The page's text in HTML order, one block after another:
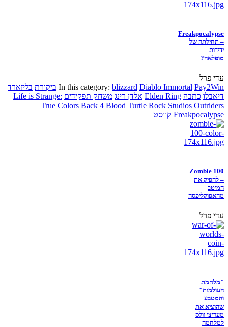
Freakpocalypse
– תחילתה של
ידידות
מופלאה?
עדי פרל
In this category: blizzard Diablo Immortal Pay2Win ביקורת בליזארד
דיאבלו כתבה Elden Ring אלדן רינג משחק תפקידים Life is Strange:
True Colors Back 4 Blood Turtle Rock Studios Outriders
Freakpocalypse קווסט
Zombie 100
– להפיק את
המיטב
מהאפוקליפסה
עדי פרל
"מלחמת
העולמות"
והמטבע
שהוציא את
מעריצי וולס
למלחמה